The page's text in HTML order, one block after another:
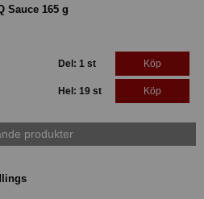
Sauce 165 g
Del: 1 st Köp
Hel: 19 st Köp
produkter